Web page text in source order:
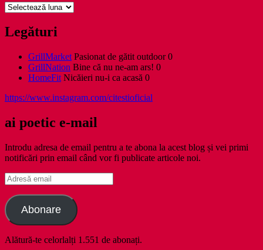
Arhive
Legături
GrillMarket Pasionat de gătit outdoor 0
GrillNation Bine că nu ne-am ars! 0
HomeFit Nicăieri nu-i ca acasă 0
https://www.instagram.com/citestioficial
ai poetic e-mail
Introdu adresa de email pentru a te abona la acest blog și vei primi
notificări prin email când vor fi publicate articole noi.
Adresă
email
Abonare
Alătură-te celorlalți 1.551 de abonați.